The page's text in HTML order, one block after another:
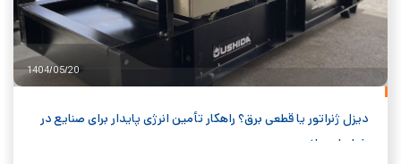
1404/05/20
دیزل ژنراتور یا قطعی برق؟ راهکار تأمین انرژی پایدار برای صنایع در
شرایط بحرانی